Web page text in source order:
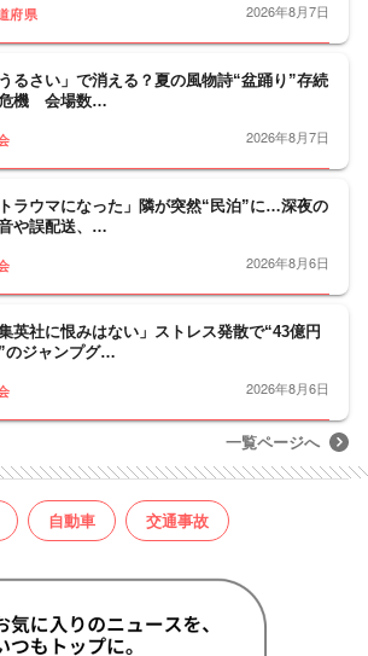
府県 2026年8月7日
うるさい」で消える？夏の風物詩“盆踊り”存続
機 会場数…
2026年8月7日
トラウマになった」隣が突然“民泊”に…深夜の
や誤配送、…
2026年8月6日
集英社に恨みはない」ストレス発散で“43億円
のジャンプグ…
2026年8月6日
一覧ページへ
自動車 交通事故